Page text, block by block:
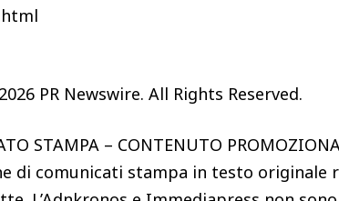
PR Newswire. All Rights Reserved.
STAMPA – CONTENUTO
di comunicati stampa in testo originale